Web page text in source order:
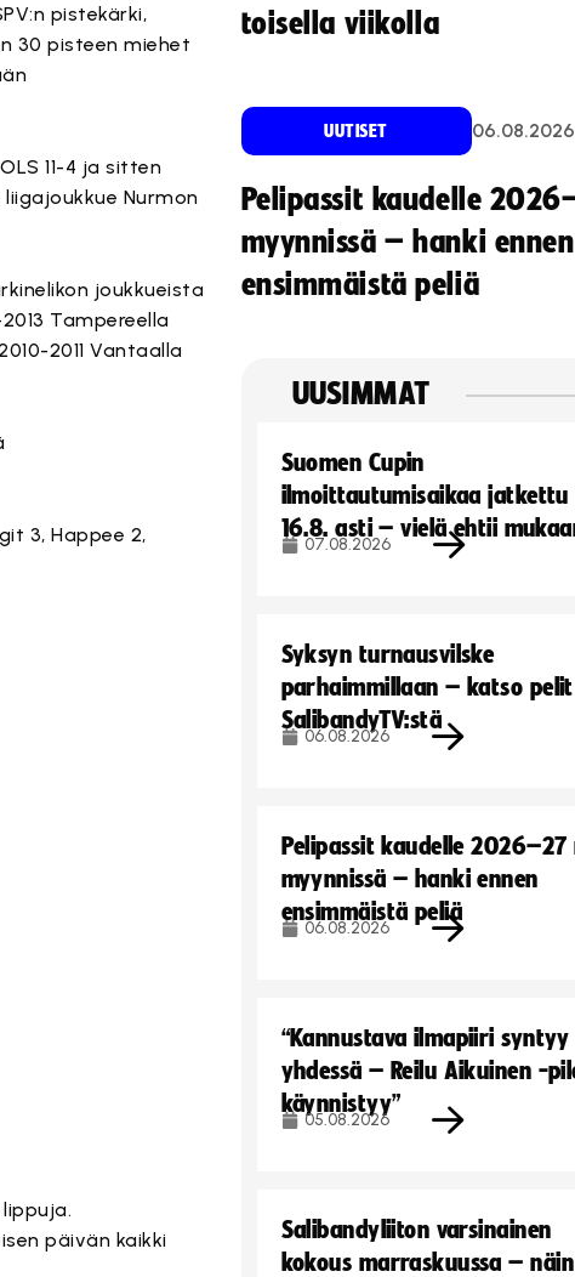
pistekärki,
30 pisteen miehet
11-4 ja sitten
Nurmon
joukkueista
Tampereella
2011 Vantaalla
3, Happee 2,
päivän kaikki
toisella viikolla
UUTISET 06.08.2026
Pelipassit kaudelle
myynnissä – hanki ennen
ensimmäistä peliä
UUSIMMAT
Suomen Cupin
ilmoittautumisaikaa jatkettu
16.8. asti – vielä ehtii
07.08.2026
Syksyn turnausvilske
parhaimmillaan – katso pelit
SalibandyTV:stä
06.08.2026
Pelipassit kaudelle
myynnissä – hanki ennen
ensimmäistä peliä
06.08.2026
“Kannustava ilmapiiri syntyy
yhdessä – Reilu Aikuinen -
käynnistyy”
05.08.2026
Salibandyliiton varsinainen
kokous marraskuussa – näin